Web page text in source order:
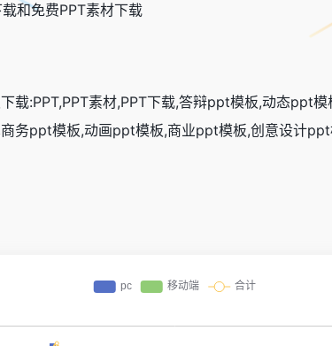
和免费PPT素材下载
载:PPT,PPT素材,PPT下载,答辩ppt模板,动态ppt
务ppt模板,动画ppt模板,商业ppt模板,创意设计